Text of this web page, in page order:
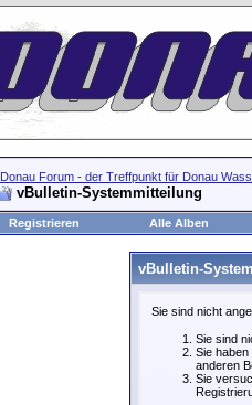
Donau Forum - der Treffpunkt für Donau
vBulletin-Systemmitteilung
Registrieren
Alle Alben
vBulletin-
Sie sind nicht
Sie sind
Sie
anderen
Sie